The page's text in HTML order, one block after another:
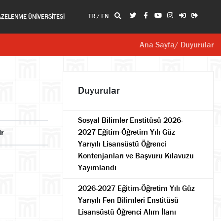
ÜNİVERSİTESİ TR/ EN
Ana Sayfa/ Duyurular
Duyurular
Sosyal Bilimler Enstitüsü 2026-
2027 Eğitim-Öğretim Yılı Güz
Yarıyılı Lisansüstü Öğrenci
Kontenjanları ve Başvuru Kılavuzu
Yayımlandı
2026-2027 Eğitim-Öğretim Yılı Güz
Yarıyılı Fen Bilimleri Enstitüsü
Lisansüstü Öğrenci Alım İlanı